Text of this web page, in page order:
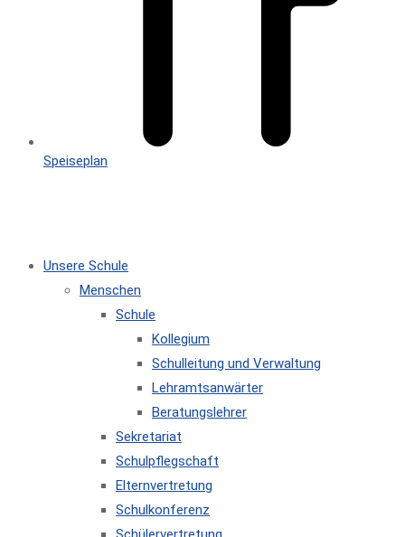
Speiseplan
Unsere Schule
Menschen
Schule
Kollegium
Schulleitung und Verwaltung
Lehramtsanwärter
Beratungslehrer
Sekretariat
Schulpflegschaft
Elternvertretung
Schulkonferenz